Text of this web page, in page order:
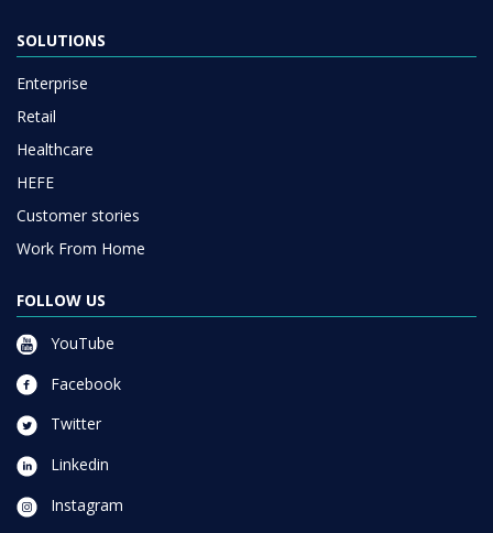
SOLUTIONS
Enterprise
Retail
Healthcare
HEFE
Customer stories
Work From Home
FOLLOW US
YouTube
Facebook
Twitter
Linkedin
Instagram